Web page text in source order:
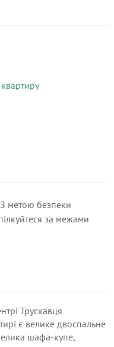
квартиру
метою безпеки
за межами
Трускавця
є велике двоспальне
шафа-купе,